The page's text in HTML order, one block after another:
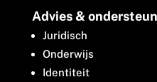
Advies &
Juridisch
Onderwijs
Identiteit